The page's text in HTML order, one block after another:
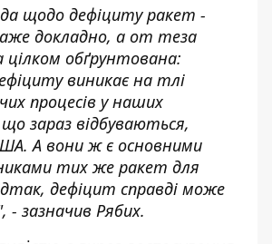
щодо дефіциту ракет -
докладно, а от теза
цілком обґрунтована:
виникає на тлі
процесів у наших
зараз відбуваються,
А вони ж є основними
тих же ракет для
дефіцит справді може
- зазначив Рябих.